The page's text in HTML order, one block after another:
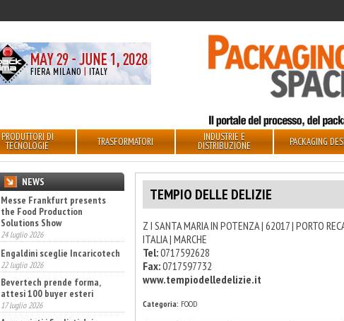
PRODUTTORI DI
TECNOLOGIE TRASFORMATORI INDUSTRIE E
DISTRIBUZIONE PACKAGING
TEMPIO DELLE DELIZIE
Z I SANTA MARIA IN POTENZA | 62017 | PORTO
ITALIA | MARCHE
Tel:0717592628
Fax:0717597732
www.tempiodelledelizie.it
Categoria: FOOD
NEWS
Messe Frankfurt presents
the Food Production
Solutions Show
24 luglio 2026
Engaldini sceglie Incaricotech
22 luglio 2026
Bevertech prende forma,
attesi 100 buyer esteri
17 luglio 2026